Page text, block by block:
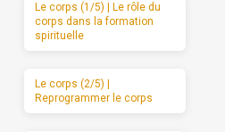
Le corps (1/5) | Le rôle du
corps dans la formation
spirituelle
Le corps (2/5) |
Reprogrammer le corps